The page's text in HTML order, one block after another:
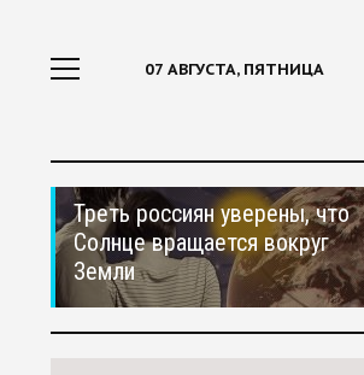
07 АВГУСТА, ПЯТНИЦА
Треть россиян уверены, что
Солнце вращается вокруг
Земли